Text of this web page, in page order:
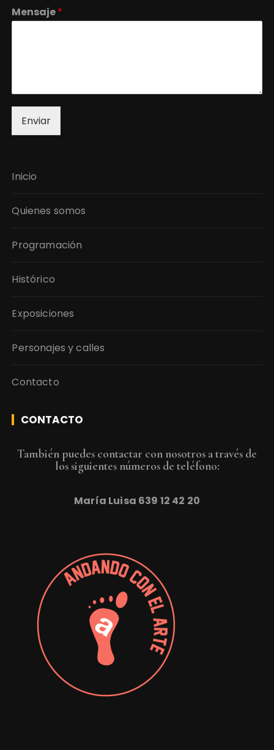
Mensaje*
Enviar
Inicio
Quienes somos
Programación
Histórico
Exposiciones
Personajes y calles
Contacto
CONTACTO
También puedes contactar con nosotros a través de
los siguientes números de teléfono:
María Luisa 639 12 42 20